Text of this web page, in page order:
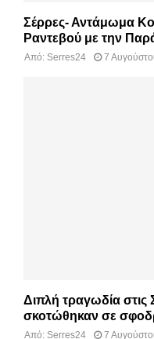
Σέρρες- Αντάμωμα
Ραντεβού με την
Από: Serres24 7
Διπλή τραγωδία στις
σκοτώθηκαν σε
Από: Serres24 7